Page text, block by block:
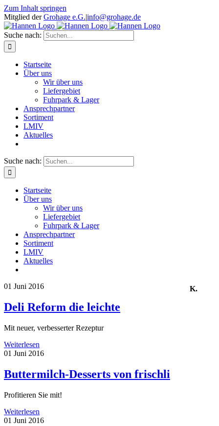
Zum Inhalt springen
Mitglied derGrohage e.G.|info@grohage.de
Suche nach:
Startseite
Über uns
Wir über uns
Liefergebiet
Fuhrpark & Lager
Ansprechpartner
Sortiment
LMIV
Aktuelles
Suche nach:
Startseite
Über uns
Wir über uns
Liefergebiet
Fuhrpark & Lager
Ansprechpartner
Sortiment
LMIV
Aktuelles
01 Juni 2016
Deli Reform die leichte
Mit neuer, verbesserter Rezeptur
Weiterlesen
01 Juni 2016
Buttermilch-Desserts von frischli
Profitieren Sie mit!
Weiterlesen
01 Juni 2016
K.